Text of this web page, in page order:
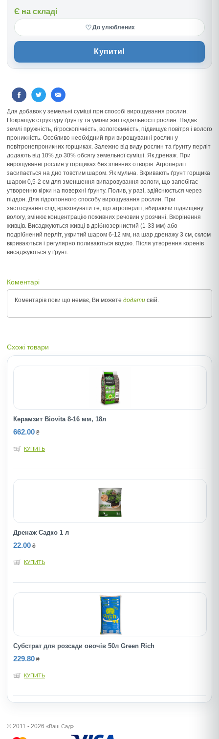
Є на складі
♡До улюблених
Купити!
Для добавок у земельні суміші при способі вирощування рослин.
Покращує структуру ґрунту та умови життєдіяльності рослин. Надає
землі пружність, гігроскопічність, вологоємність, підвищує повітря і волого
проникність. Особливо необхідний при вирощуванні рослин у
повітронепроникних горщиках. Залежно від виду рослин та ґрунту перліт
додають від 10% до 30% обсягу земельної суміші. Як дренаж. При
вирощуванні рослин у горщиках без зливних отворів. Агроперліт
засипається на дно товстим шаром. Як мульча. Вкривають ґрунт горщика
шаром 0,5-2 см для зменшення випаровування вологи, що запобігає
утворенню кірки на поверхні ґрунту. Полив, у разі, здійснюється через
піддон. Для гідропонного способу вирощування рослин. При
застосуванні слід враховувати те, що агроперліт, вбираючи підвищену
вологу, змінює концентрацію поживних речовин у розчині. Вкорінення
живців. Висаджуються живці в дрібнозернистий (1-33 мм) або
подрібнений перліт, укритий шаром 6-12 мм, на шар дренажу 3 см, склом
вкриваються і регулярно поливаються водою. Після утворення коренів
висаджуються у ґрунт.
Коментарі
Коментарів поки що немає, Ви можете додати свій.
Схожі товари
Керамзит Biovita 8-16 мм, 18л
662.00 ₴
КУПИТЬ
Дренаж Садко 1 л
22.00 ₴
КУПИТЬ
Субстрат для розсади овочів 50л Green Rich
229.80 ₴
КУПИТЬ
© 2011 - 2026 «Ваш Сад»